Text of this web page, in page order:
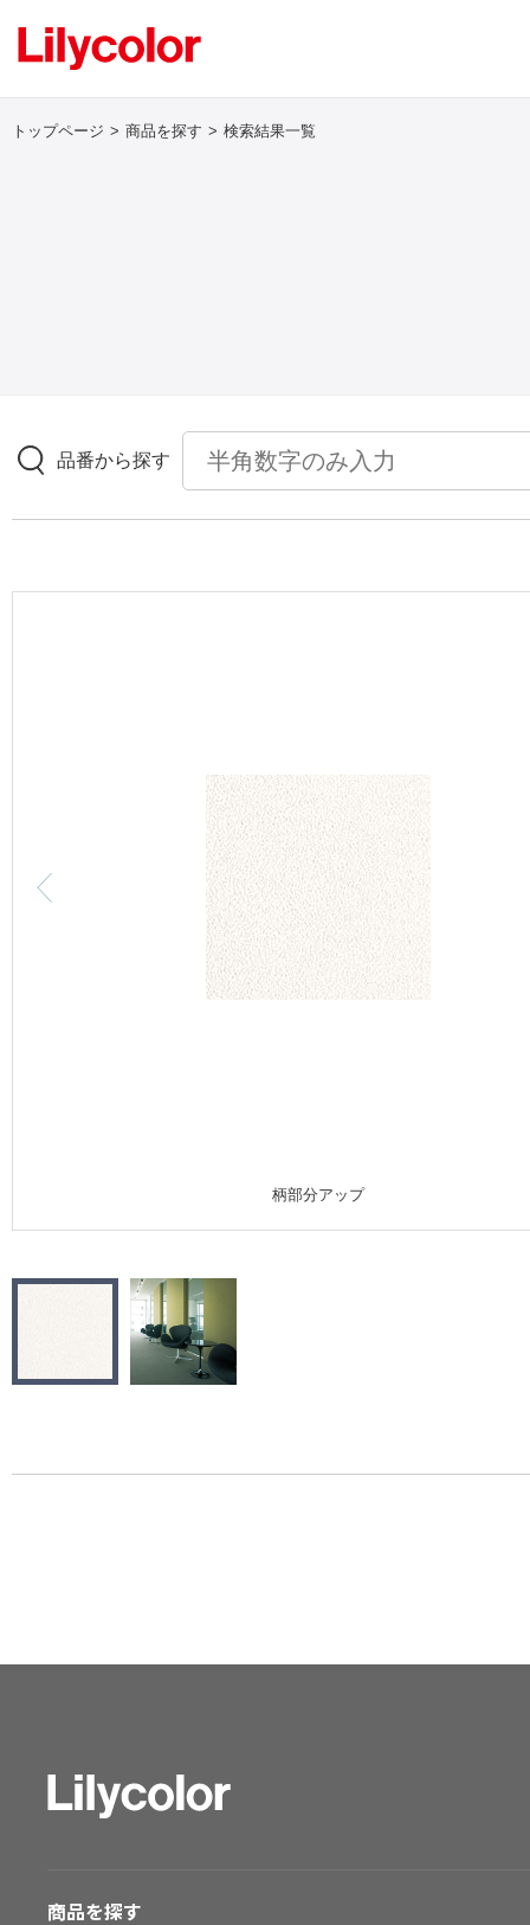
壁紙
カーテン
モデルハウス
新築戸建・マンション
#リリカラのある暮らし
大阪ショールーム
仙台ショールーム
お客様サポート
トップページ 商品を探す 検索結果一覧
品番から探す
柄部分アップ
商品を探す